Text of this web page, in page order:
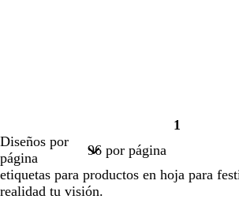
Página
1
Diseños por
página
etiquetas para productos en hoja para
realidad tu visión.